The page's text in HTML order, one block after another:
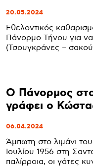
20.05.2024
Εθελοντικός
Πάνορμο Τήνου για
Ο Πάνορμος
γράφει ο
06.04.2024
Άμπωτη στο λιμάνι
Ιουλίου 1956 στη Σαντορίνη. Στο λιμάνι της
παλίρροια, οι γάτες